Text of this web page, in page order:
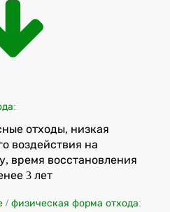
отходы, низкая
воздействия на
время восстановления
3 лет
/ физическая форма отхода: